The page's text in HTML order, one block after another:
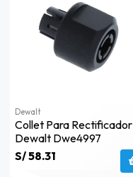
Dewalt
Collet Para Rectificador
Dewalt Dwe4997
S/ 58.31